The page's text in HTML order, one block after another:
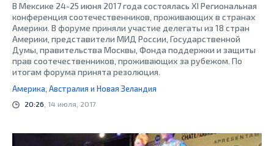
В Мексике 24-25 июня 2017 года состоялась XI Региональная
конференция соотечественников, проживающих в странах
Америки . В форуме приняли участие делегаты из 18 стран
Америки, представители МИД России, Государственной
Думы, правительства Москвы, Фонда поддержки и защиты
прав соотечественников, проживающих за рубежом. По
итогам форума принята резолюция .
Америка, Австралия и Новая Зеландия
20:26 , 14 июля, 2017